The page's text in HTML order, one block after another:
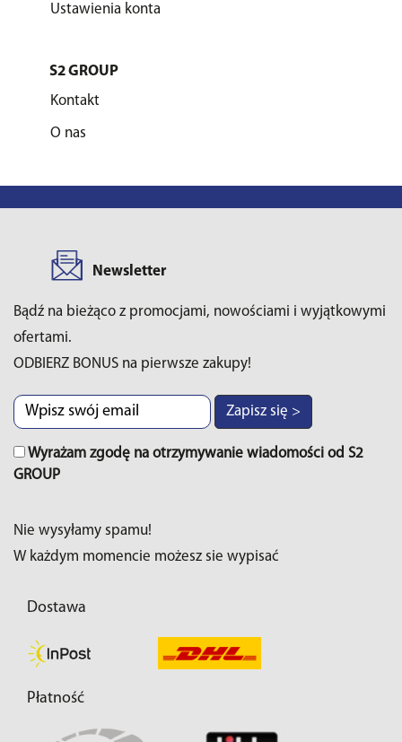
Ustawienia konta
S2 GROUP
Kontakt
O nas
Newsletter
Bądź na bieżąco z promocjami, nowościami i wyjątkowymi
ofertami.
ODBIERZ BONUS na pierwsze zakupy!
Zapisz się >
Wyrażam zgodę na otrzymywanie wiadomości od S2
GROUP
Nie wysyłamy spamu!
W każdym momencie możesz sie wypisać
Dostawa
Płatność